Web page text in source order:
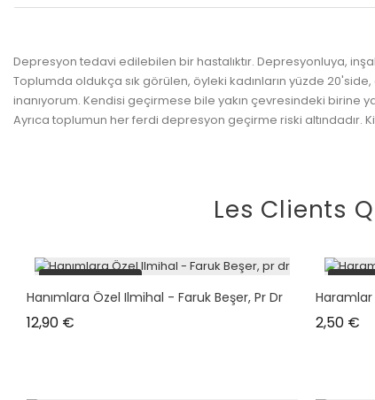
Depresyon tedavi edilebilen bir hastalıktır. Depresyonluya,
Toplumda oldukça sık görülen, öyleki kadınların yüzde
inanıyorum. Kendisi geçirmese bile yakın çevresindeki birine
Ayrıca toplumun her ferdi depresyon geçirme riski altındadır.
Les Clients
plus en stock
Hanımlara Özel Ilmihal - Faruk Beşer, Pr Dr
12,90 €
plus
2,50 €